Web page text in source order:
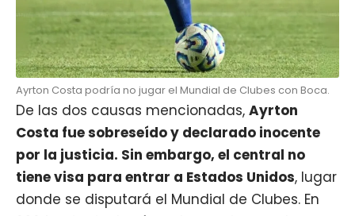
Ayrton Costa podría no jugar el Mundial de Clubes con Boca.
De las dos causas mencionadas, Ayrton
Costa fue sobreseído y declarado inocente
por la justicia. Sin embargo, el central no
tiene visa para entrar a Estados Unidos, lugar
donde se disputará el Mundial de Clubes. En